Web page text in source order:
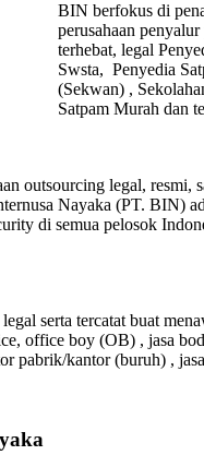
BIN berfokus di
perusahaan penyalur
terhebat, legal
Swsta, Penyedia
(Sekwan) ,
Satpam Murah dan
outsourcing legal, resmi,
Nayaka (PT. BIN)
di semua pelosok
serta tercatat buat
office boy (OB) , jasa
kantor (buruh) ,